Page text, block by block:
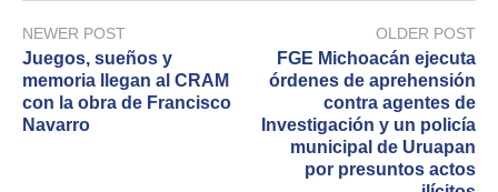
NEWER POST
Juegos, sueños y
memoria llegan al CRAM
con la obra de Francisco
Navarro
OLDER POST
FGE Michoacán ejecuta
órdenes de aprehensión
contra agentes de
Investigación y un policía
municipal de Uruapan
por presuntos actos